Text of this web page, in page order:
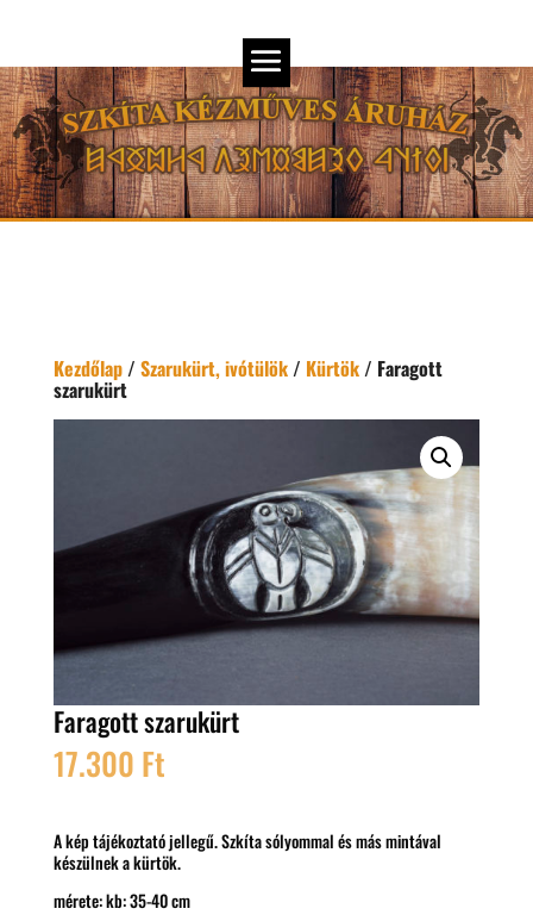
Kezdőlap/ Szarukürt, ivótülök/ Kürtök/ Faragott
szarukürt
Faragott szarukürt
17.300 Ft
A kép tájékoztató jellegű. Szkíta sólyommal és más mintával
készülnek a kürtök.
mérete: kb: 35-40 cm